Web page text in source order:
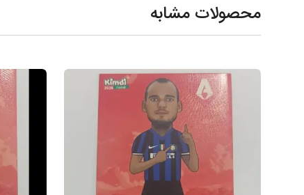
محصولات مشابه